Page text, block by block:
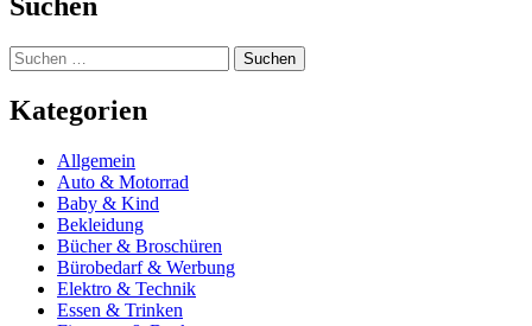
Suchen
Suchen
nach:
Kategorien
Allgemein
Auto & Motorrad
Baby & Kind
Bekleidung
Bücher & Broschüren
Bürobedarf & Werbung
Elektro & Technik
Essen & Trinken